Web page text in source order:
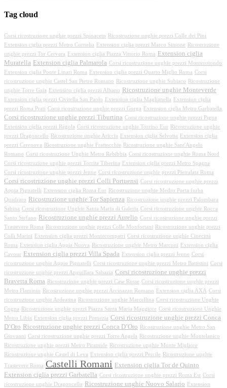
Tag cloud
Corsi ricostruzione unghie prezzi Spinaceto
Ricostruzione unghie prezzi Colle dei Pini
Extension ciglia prezzi Metro Cornelia
Extension ciglia prezzi Marco Simone
Ricostruzione
unghie prezzi Tor Cervara
Extension ciglia Piazza Vittorio Roma Extension ciglia
Muratella Extension ciglia Palmarola Corsi ricostruzione unghie prezzi Monterotondo
Extension ciglia Ponte Linari Roma
Extension ciglia prezzi Quarto Miglio Roma Corsi
ricostruzione unghie Castel San Pietro Romano
Ricostruzione unghie Subiaco
Ricostruzione
unghie Torre Gaia
Extension ciglia prezzi Albano Ricostruzione unghie Monteverde
Extension ciglia prezzi Civitella San Paolo Extension ciglia Maglianella
Extension ciglia
prezzi Roma Prati Corsi ricostruzione unghie prezzi Gorga Extension ciglia Metro Garbatella
Corsi ricostruzione unghie prezzi Tiburtina Corsi ricostruzione unghie prezzi Pigna
Extension ciglia prezzi Regola Corsi ricostruzione unghie Torrino Eur
Ricostruzione unghie
prezzi Dragoncello
Ricostruzione unghie Ariccia Extension ciglia Selvotta
Extension ciglia
prezzi Cerenova
Ricostruzione unghie Frattocchie
Ricostruzione unghie Sant'Angelo
Romano Corsi ricostruzione Unghie Metro Rebibbia Corsi ricostruzione unghie Roma Nord
Corsi ricostruzione unghie prezzi Torrita Tiberina
Extension ciglia prezzi Metro Spagna
Corsi ricostruzione unghie prezzi Jenne Corsi ricostruzione unghie prezzi Pietralata Roma
Corsi ricostruzione unghie prezzi Colli Portuensi Corsi ricostruzione unghie prezzi
Appia Pignatelli
Extension ciglia Roma Eur
Ricostruzione unghie Medro Porta furba
Quadraro Ricostruzione unghie Tor Sapienza
Ricostruzione unghie prezzi Palombara
Sabina Corsi ricostruzione Unghie Santa Maria di Galeria Corsi ricostruzione unghie Rocca
Santo Stefano Ricostruzione unghie prezzi Aurelio Corsi ricostruzione unghie prezzi
Trastevere Roma
Ricostruzione unghie prezzi Colle Monfortani
Ricostruzione unghie prezzi
Colli Marini
Extension ciglia prezzi Montecompatri Corsi ricostruzione unghie Cinecittà
Roma
Extension ciglia Appia Nuova Ricostruzione unghie Metro Marconi
Extension ciglia
Cavour Extension ciglia prezzi Villa Spada Extension ciglia prezzi Jenne Corsi
ricostruzione unghie Appio Pignatelli Corsi ricostruzione unghie prezzi Metro Battistini Corsi
ricostruzione unghie prezzi Anguillara Sabazia Corsi ricostruzione unghie prezzi
Bravetta Roma
Ricostruzione unghie prezzi Case Rosse Corsi ricostruzione unghie prezzi
Metro Flaminio
Ricostruzione unghie prezzi Arcinazzo Romano Extension ciglia AXA Corsi
ricostruzione unghie Ardeatina
Ricostruzione unghie Marcellina Corsi ricostruzione Unghie
Cogna
Ricostruzione unghie prezzi Piazza Santa Maria Maggiore Corsi ricostruzione Unghie
Metro Libia
Extension ciglia prezzi Pomezia Corsi ricostruzione unghie prezzi Conca
D’Oro Ricostruzione unghie prezzi Conca D’Oro
Ricostruzione unghie Metro San
Giovanni Corsi ricostruzione unghie prezzi Torre Angela
Ricostruzione unghie Montelanico
Ricostruzione unghie prezzi Metro Piramide
Ricostruzione unghie Monte Migliore
Ricostruzione unghie Castel di Leva
Extension ciglia prezzi Percile
Ricostruzione unghie
Trastevere Roma Castelli Romani Extension ciglia Tor de Quinto
Extension ciglia prezzi Garbatella Corsi ricostruzione unghie prezzi Roma Est Corsi
ricostruzione unghie Dragoncello Ricostruzione unghie Nuovo Salario
Extension